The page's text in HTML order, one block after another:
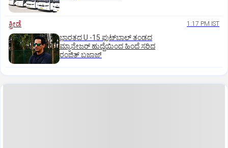
ಕ್ರೀಡೆ 1:17 PM IST
ಭಾರತದ U -15 ಫುಟ್‌ಬಾಲ್ ತಂಡದ
ಮ್ಯಾನೇಜರ್‌ ಹುದ್ದೆಯಿಂದ ಹಿಂದೆ ಸರಿದ
ರಂಜಿತ್‌ ಬಜಾಜ್‌